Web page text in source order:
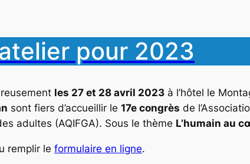
pour 2023
les 27 et 28 avril 2023 à l’hôtel le
sont fiers d’accueillir le 17e congrès de
adultes (AQIFGA). Sous le thème L’humain au
remplir le formulaire en ligne.